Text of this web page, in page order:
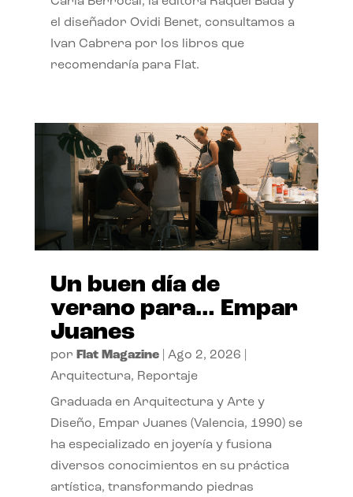
el diseñador Ovidi Benet, consultamos a
Ivan Cabrera por los libros que
recomendaría para Flat.
Un buen día de
verano para… Empar
Juanes
por Flat Magazine| Ago 2, 2026
Arquitectura, Reportaje
Graduada en Arquitectura y Arte y
Diseño, Empar Juanes (Valencia, 1990) se
ha especializado en joyería y fusiona
diversos conocimientos en su práctica
artística, transformando piedras